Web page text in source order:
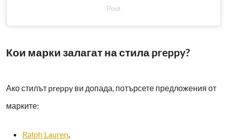
Post
Кои марки залагат на стила preppy?
Ако стилът preppy ви допада, потърсете предложения от
марките:
Ralph Lauren